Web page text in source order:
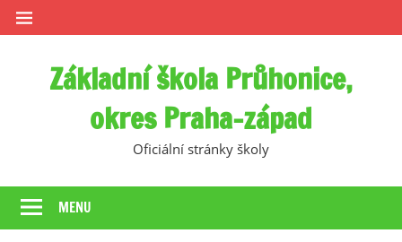
Skip
to
Základní škola Průhonice,
okres Praha-západ
Oficiální stránky školy
MENU